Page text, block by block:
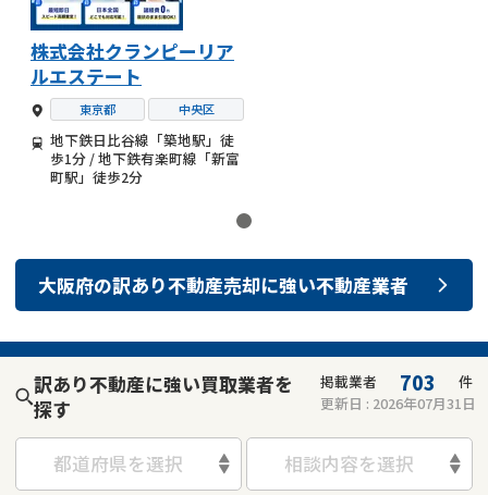
株式会社クランピーリア
ルエステート
東京都 中央区
地下鉄日比谷線「築地駅」徒
歩1分 / 地下鉄有楽町線「新富
町駅」徒歩2分
大阪府の訳あり不動産売却に強い不動産業者
訳あり不動産に強い買取業者を
探す
掲載業者 703
件
更新日 : 2026年07月31日
都道府県を選択 相談内容を選択